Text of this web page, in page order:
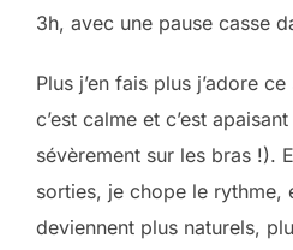
3h, avec une pause casse
Plus j’en fais plus j’adore
c’est calme et c’est
sévèrement sur les bras !).
sorties, je chope le rythme,
deviennent plus naturels,